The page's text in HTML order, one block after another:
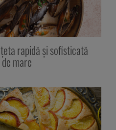
rapidă și sofisticată
mare